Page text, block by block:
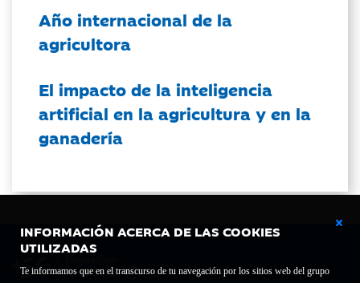
INFORMACIÓN ACERCA DE LAS COOKIES
UTILIZADAS
Te informamos que en el transcurso de tu navegación por los sitios web del grupo
Año internacional de la
agricultora
El impacto de la inteligencia
artificial en la agricultura y en la
ganadería